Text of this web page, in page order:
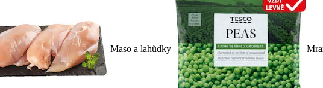
Maso a lahůdky